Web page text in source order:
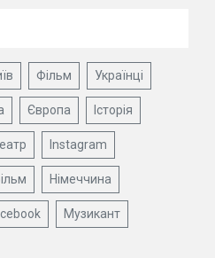
Фільм Українці
Європа Історія
Instagram
Німеччина
Музикант